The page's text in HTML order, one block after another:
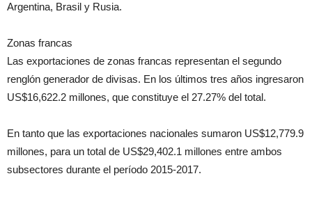
Argentina, Brasil y Rusia.
Zonas francas
Las exportaciones de zonas francas representan el segundo
renglón generador de divisas. En los últimos tres años ingresaron
US$16,622.2 millones, que constituye el 27.27% del total.
En tanto que las exportaciones nacionales sumaron US$12,779.9
millones, para un total de US$29,402.1 millones entre ambos
subsectores durante el período 2015-2017.